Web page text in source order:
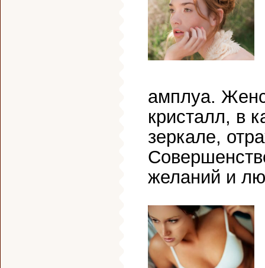
амплуа.
кристалл, в
зеркале,
желаний и